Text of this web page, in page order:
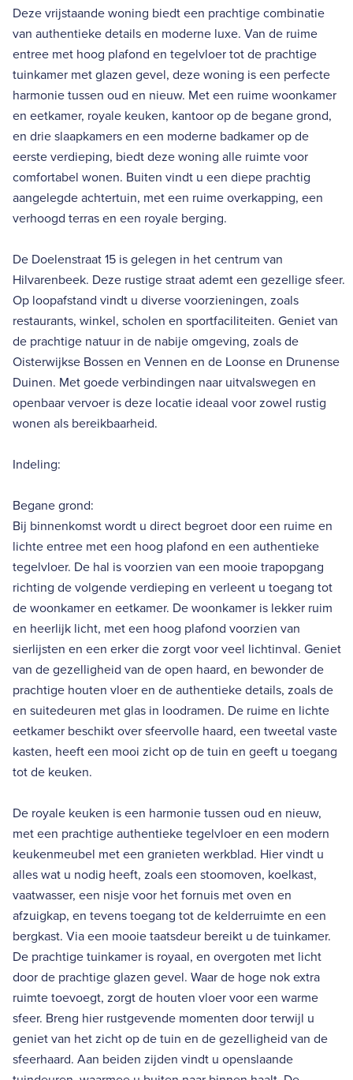
Deze vrijstaande woning biedt een prachtige combinatie
van authentieke details en moderne luxe. Van de ruime
entree met hoog plafond en tegelvloer tot de prachtige
tuinkamer met glazen gevel, deze woning is een perfecte
harmonie tussen oud en nieuw. Met een ruime woonkamer
en eetkamer, royale keuken, kantoor op de begane grond,
en drie slaapkamers en een moderne badkamer op de
eerste verdieping, biedt deze woning alle ruimte voor
comfortabel wonen. Buiten vindt u een diepe prachtig
aangelegde achtertuin, met een ruime overkapping, een
verhoogd terras en een royale berging.
De Doelenstraat 15 is gelegen in het centrum van
Hilvarenbeek. Deze rustige straat ademt een gezellige sfeer.
Op loopafstand vindt u diverse voorzieningen, zoals
restaurants, winkel, scholen en sportfaciliteiten. Geniet van
de prachtige natuur in de nabije omgeving, zoals de
Oisterwijkse Bossen en Vennen en de Loonse en Drunense
Duinen. Met goede verbindingen naar uitvalswegen en
openbaar vervoer is deze locatie ideaal voor zowel rustig
wonen als bereikbaarheid.
Indeling:
Begane grond:
Bij binnenkomst wordt u direct begroet door een ruime en
lichte entree met een hoog plafond en een authentieke
tegelvloer. De hal is voorzien van een mooie trapopgang
richting de volgende verdieping en verleent u toegang tot
de woonkamer en eetkamer. De woonkamer is lekker ruim
en heerlijk licht, met een hoog plafond voorzien van
sierlijsten en een erker die zorgt voor veel lichtinval. Geniet
van de gezelligheid van de open haard, en bewonder de
prachtige houten vloer en de authentieke details, zoals de
en suitedeuren met glas in loodramen. De ruime en lichte
eetkamer beschikt over sfeervolle haard, een tweetal vaste
kasten, heeft een mooi zicht op de tuin en geeft u toegang
tot de keuken.
De royale keuken is een harmonie tussen oud en nieuw,
met een prachtige authentieke tegelvloer en een modern
keukenmeubel met een granieten werkblad. Hier vindt u
alles wat u nodig heeft, zoals een stoomoven, koelkast,
vaatwasser, een nisje voor het fornuis met oven en
afzuigkap, en tevens toegang tot de kelderruimte en een
bergkast. Via een mooie taatsdeur bereikt u de tuinkamer.
De prachtige tuinkamer is royaal, en overgoten met licht
door de prachtige glazen gevel. Waar de hoge nok extra
ruimte toevoegt, zorgt de houten vloer voor een warme
sfeer. Breng hier rustgevende momenten door terwijl u
geniet van het zicht op de tuin en de gezelligheid van de
sfeerhaard. Aan beiden zijden vindt u openslaande